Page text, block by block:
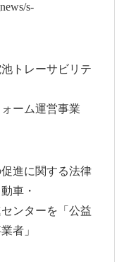
s-
トレーサビリテ
ム運営事業
に関する法律
車・
ンターを「公益
者」